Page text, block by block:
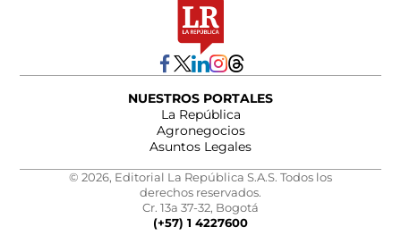
NUESTROS PORTALES
La República
Agronegocios
Asuntos Legales
© 2026, Editorial La República S.A.S. Todos los
derechos reservados.
Cr. 13a 37-32, Bogotá
(+57) 1 4227600